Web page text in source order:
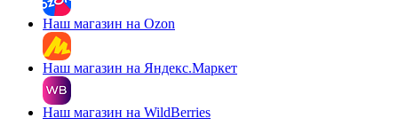
Наш магазин на Ozon
Наш магазин на Яндекс.Маркет
Наш магазин на WildBerries